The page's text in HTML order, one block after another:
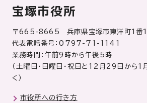
宝塚市役所
〒665-8665 兵庫県宝塚市東洋町1番
代表電話番号：0797-71-1141
業務時間：午前9時から午後5時
（土曜日・日曜日・祝日と12月29日から
く）
市役所への行き方